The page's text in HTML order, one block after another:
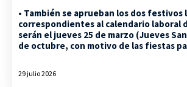
• También se aprueban los dos festivos
correspondientes al calendario laboral
serán el jueves 25 de marzo (Jueves
de octubre, con motivo de las fiestas
29 julio 2026